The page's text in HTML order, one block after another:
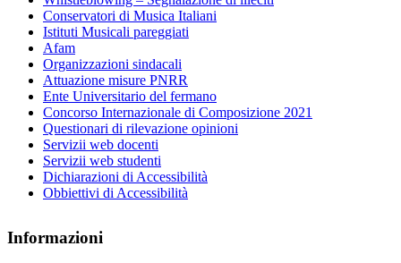
Conservatori di Musica Italiani
Istituti Musicali pareggiati
Afam
Organizzazioni sindacali
Attuazione misure PNRR
Ente Universitario del fermano
Concorso Internazionale di Composizione 2021
Questionari di rilevazione opinioni
Servizii web docenti
Servizii web studenti
Dichiarazioni di Accessibilità
Obbiettivi di Accessibilità
Informazioni